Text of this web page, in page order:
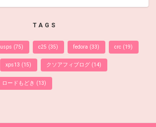
TAGS
usps (75) c25 (35) fedora (33) crc (19)
xps13 (15) クソアフィブログ (14)
ロードもどき (13)